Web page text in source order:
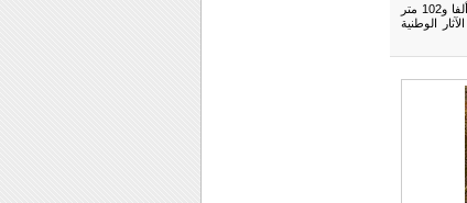
حمام السلطان أمير أحمد التاريخي، من أبرز الحمامات الإيرانية الفريدة من نوعها من حيث المعمارية والزخرفة، تبلغ مساحته ألفا و102 متر
أمير أحمد في شارع علوي. وقد تم تسجيل هذا الحمام عام 1976 ضمن الآثار الوطنية